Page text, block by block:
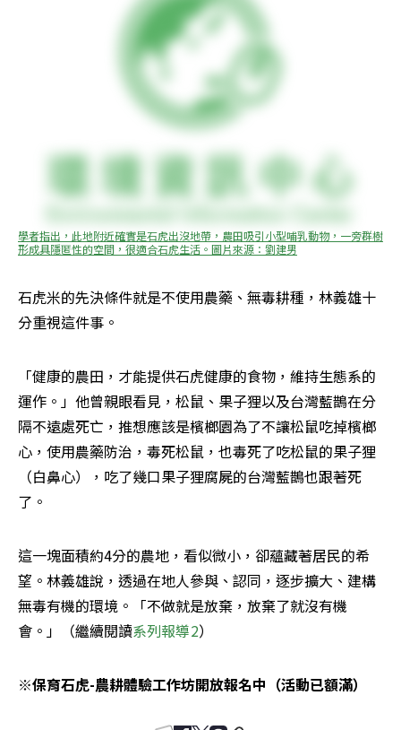
學者指出，此地附近確實是石虎出沒地帶，農田吸引小型哺乳動物，一旁群樹
形成具隱匿性的空間，很適合石虎生活。圖片來源：劉建男
石虎米的先決條件就是不使用農藥、無毒耕種，林義雄十
分重視這件事。
「健康的農田，才能提供石虎健康的食物，維持生態系的
運作。」他曾親眼看見，松鼠、果子狸以及台灣藍鵲在分
隔不遠處死亡，推想應該是檳榔園為了不讓松鼠吃掉檳榔
心，使用農藥防治，毒死松鼠，也毒死了吃松鼠的果子狸
（白鼻心），吃了幾口果子狸腐屍的台灣藍鵲也跟著死
了。
這一塊面積約4分的農地，看似微小，卻蘊藏著居民的希
望。林義雄說，透過在地人參與、認同，逐步擴大、建構
無毒有機的環境。「不做就是放棄，放棄了就沒有機
會。」（繼續閱讀系列報導2）
※保育石虎-農耕體驗工作坊開放報名中（活動已額滿）